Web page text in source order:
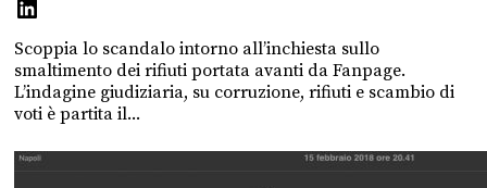
Scoppia lo scandalo intorno all’inchiesta sullo
smaltimento dei rifiuti portata avanti da Fanpage.
L’indagine giudiziaria, su corruzione, rifiuti e scambio di
voti è partita il...